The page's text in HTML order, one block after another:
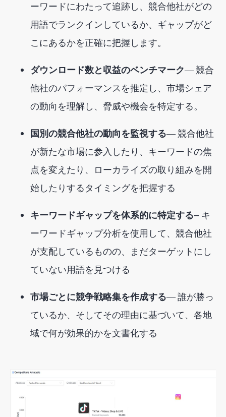
ーワードにわたって追跡し、競合他社がどの
用語でランクインしているか、ギャップがど
こにあるかを正確に把握します。
ダウンロード数と収益のベンチマーク― 競合
他社のパフォーマンスを推定し、市場シェア
の動向を理解し、脅威や機会を特定する。
国別の競合他社の動向を監視する― 競合他社
が新たな市場に参入したり、キーワードの焦
点を変えたり、ローカライズの取り組みを開
始したりするタイミングを把握する
キーワードギャップを体系的に特定する— キ
ーワードギャップ分析を使用して、競合他社
が支配しているものの、まだターゲットにし
ていない用語を見つける
市場ごとに競争戦略集を作成する― 誰が勝っ
ているか、そしてその理由に基づいて、各地
域で何が効果的かを文書化する